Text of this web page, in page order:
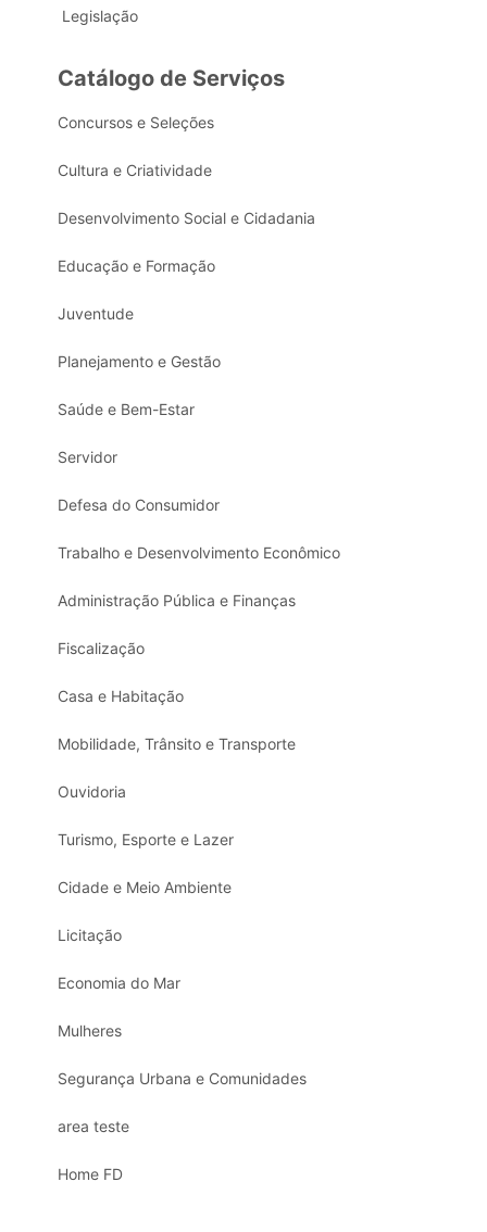
Legislação
Catálogo de Serviços
Concursos e Seleções
Cultura e Criatividade
Desenvolvimento Social e Cidadania
Educação e Formação
Juventude
Planejamento e Gestão
Saúde e Bem-Estar
Servidor
Defesa do Consumidor
Trabalho e Desenvolvimento Econômico
Administração Pública e Finanças
Fiscalização
Casa e Habitação
Mobilidade, Trânsito e Transporte
Ouvidoria
Turismo, Esporte e Lazer
Cidade e Meio Ambiente
Licitação
Economia do Mar
Mulheres
Segurança Urbana e Comunidades
area teste
Home FD